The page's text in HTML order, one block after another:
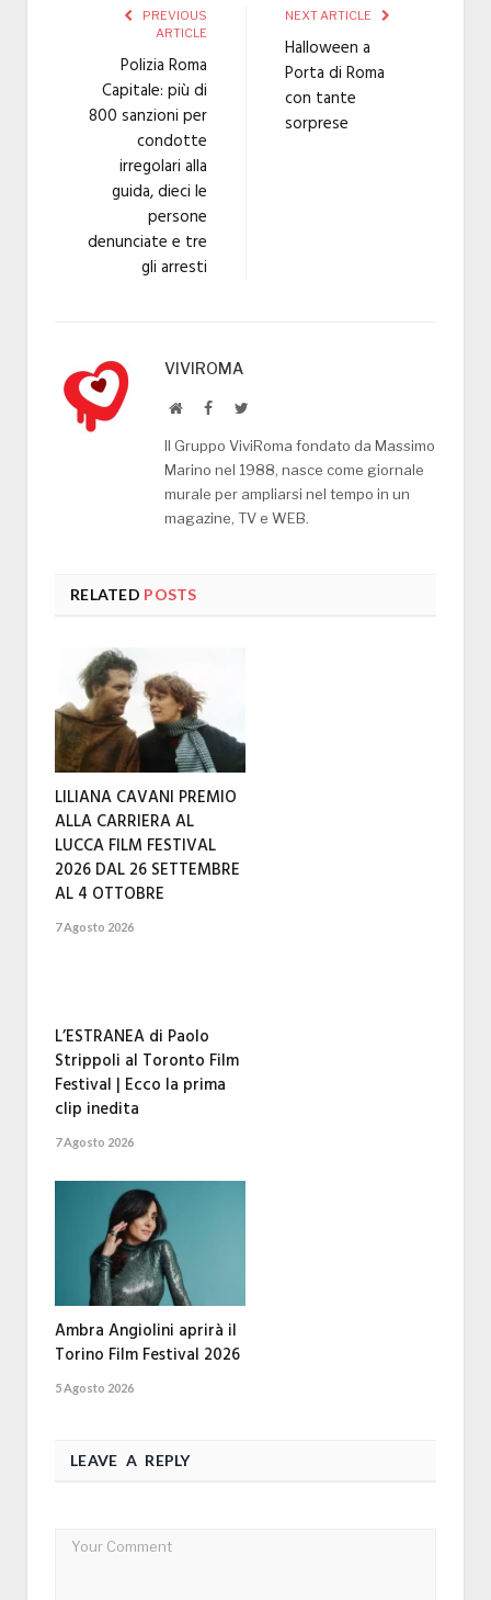
PREVIOUS
ARTICLE
Polizia Roma
Capitale: più di
800 sanzioni per
condotte
irregolari alla
guida, dieci le
persone
denunciate e tre
gli arresti
NEXT ARTICLE
Halloween a
Porta di Roma
con tante
sorprese
VIVIROMA
WebsiteFacebookTwitter
Il Gruppo ViviRoma fondato da Massimo
Marino nel 1988, nasce come giornale
murale per ampliarsi nel tempo in un
magazine, TV e WEB.
RELATED POSTS
LILIANA CAVANI PREMIO
ALLA CARRIERA AL
LUCCA FILM FESTIVAL
2026 DAL 26 SETTEMBRE
AL 4 OTTOBRE
7 Agosto 2026
L’ESTRANEA di Paolo
Strippoli al Toronto Film
Festival | Ecco la prima
clip inedita
7 Agosto 2026
Ambra Angiolini aprirà il
Torino Film Festival 2026
5 Agosto 2026
LEAVE A REPLY